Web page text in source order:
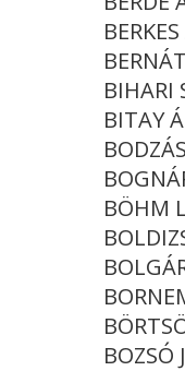
BIHARI
BITAY
BÖHM
BOZSÓ